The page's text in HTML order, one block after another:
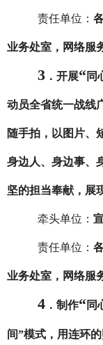
责任单位：
业务处室，网络服
3 ． 开展“同
动员全省统一战线
随手拍，以图片、
身边人、身边事、
坚的担当奉献，展
牵头单位：
责任单位：
业务处室，网络服
4 ． 制作“同
间”模式，用连环